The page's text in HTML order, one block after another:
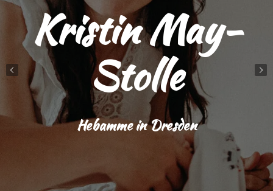
Kristin May-
Stolle
Hebamme in Dresden